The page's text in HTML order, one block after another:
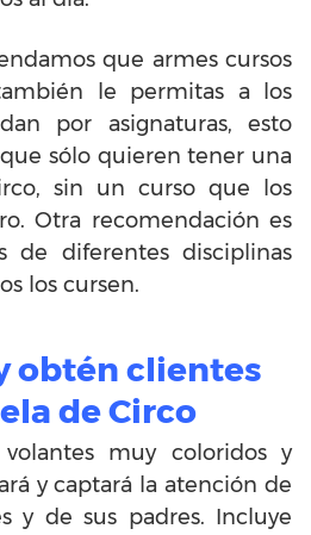
que armes cursos
le permitas a los
por asignaturas, esto
sólo quieren tener una
sin un curso que los
Otra recomendación es
de diferentes disciplinas
los cursen.
obtén clientes
de Circo
muy coloridos y
y captará la atención de
y de sus padres. Incluye